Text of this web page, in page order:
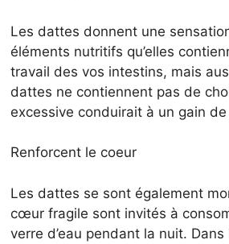
Les dattes donnent une
éléments nutritifs qu’elles
travail des vos intestins, mais
dattes ne contiennent pas de
excessive conduirait à un gain
Renforcent le coeur
Les dattes se sont également
cœur fragile sont invités à
verre d’eau pendant la nuit.